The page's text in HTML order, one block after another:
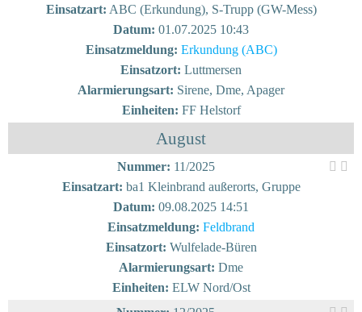
Einsatzart: ABC (Erkundung), S-Trupp (GW-Mess)
Datum: 01.07.2025 10:43
Einsatzmeldung: Erkundung (ABC)
Einsatzort: Luttmersen
Alarmierungsart: Sirene, Dme, Apager
Einheiten: FF Helstorf
August
Nummer: 11/2025
Einsatzart: ba1 Kleinbrand außerorts, Gruppe
Datum: 09.08.2025 14:51
Einsatzmeldung: Feldbrand
Einsatzort: Wulfelade-Büren
Alarmierungsart: Dme
Einheiten: ELW Nord/Ost